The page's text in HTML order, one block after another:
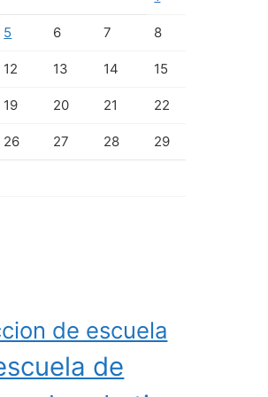
5 6 7 8
12 13 14 15
19 20 21 22
26 27 28 29
de escuela
de